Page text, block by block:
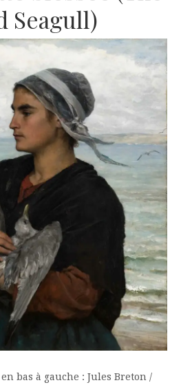
Seagull)
bas à gauche : Jules Breton /